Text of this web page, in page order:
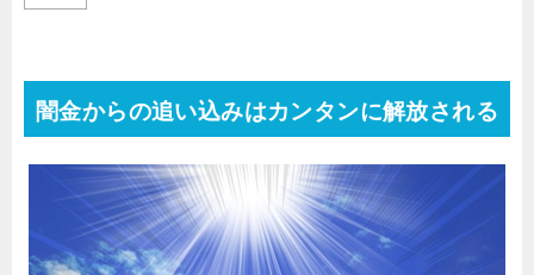
闇金からの追い込みはカンタンに解放される